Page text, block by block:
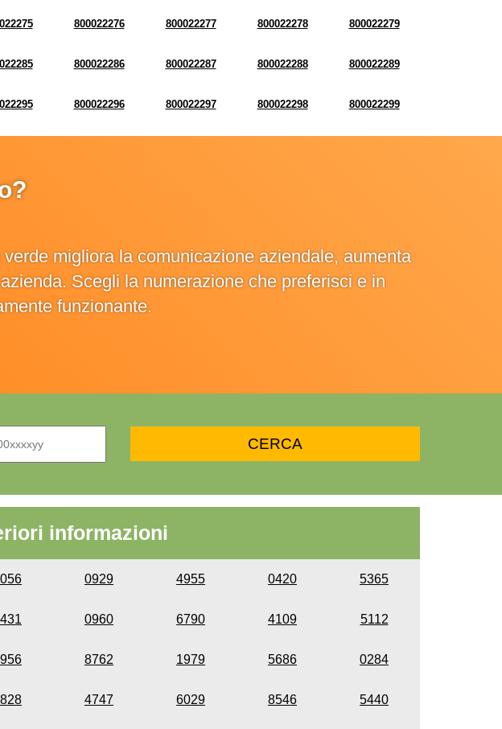
800022276 800022277 800022278 800022279
800022286 800022287 800022288 800022289
800022296 800022297 800022298 800022299
migliora la comunicazione aziendale, aumenta
Scegli la numerazione che preferisci e in
funzionante.
informazioni
0929 4955 0420 5365
0960 6790 4109 5112
8762 1979 5686 0284
4747 6029 8546 5440